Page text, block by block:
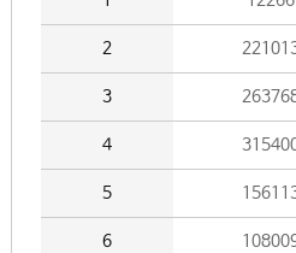
2
3
4
5
6